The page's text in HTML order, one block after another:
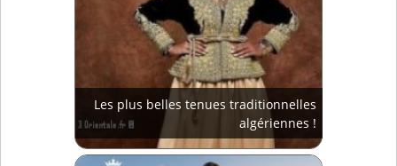
Les plus belles tenues traditionnelles
algériennes !